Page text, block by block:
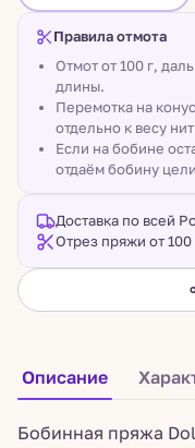
Правила отмота
Отмот от 100 г,
длины.
Перемотка на
отдельно к весу
Если на бобине
отдаём бобину
Доставка по всей
Отрез пряжи от 100
Описание
Бобинная пряжа